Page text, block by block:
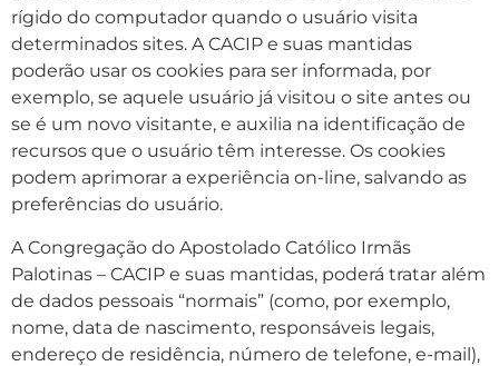
rígido do computador quando o usuário visita
determinados sites. A CACIP e suas mantidas
poderão usar os cookies para ser informada, por
exemplo, se aquele usuário já visitou o site antes ou
se é um novo visitante, e auxilia na identificação de
recursos que o usuário têm interesse. Os cookies
podem aprimorar a experiência on-line, salvando as
preferências do usuário.
A Congregação do Apostolado Católico Irmãs
Palotinas – CACIP e suas mantidas, poderá tratar além
de dados pessoais “normais” (como, por exemplo,
nome, data de nascimento, responsáveis legais,
endereço de residência, número de telefone, e-mail),